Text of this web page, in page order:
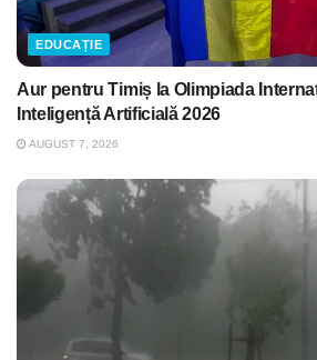
EDUCAȚIE
Aur pentru Timiș la Olimpiada
Inteligență Artificială 2026
AUGUST 7, 2026